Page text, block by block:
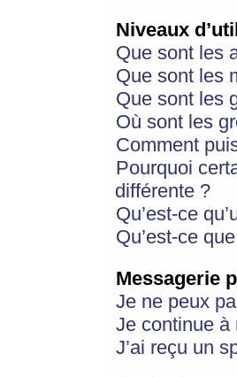
Niveaux
Que sont les
Que sont les
Que sont les
Où sont les
Comment
Pourquoi
différente ?
Qu’est-ce
Qu’est-ce
Messagerie
Je ne peux
Je continue à
J’ai reçu un